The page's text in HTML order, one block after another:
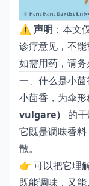
⚠️ 声明 ：本文
诊疗意见，不能
如需用药，请务
一、什么是小茴
小茴香，为伞形
vulgare）
的干
它既是调味香
散。
👉 可以把它理
既能调味，又能